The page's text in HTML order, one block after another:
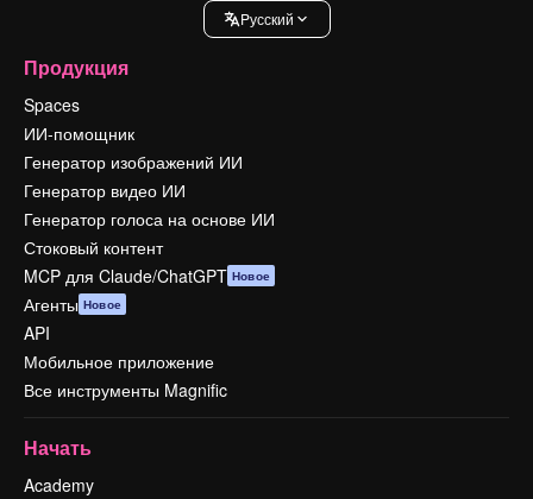
Pусский
Продукция
Spaces
ИИ-помощник
Генератор изображений ИИ
Генератор видео ИИ
Генератор голоса на основе ИИ
Стоковый контент
MCP для Claude/ChatGPT Новое
Агенты Новое
API
Мобильное приложение
Все инструменты Magnific
Начать
Academy